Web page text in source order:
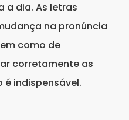
a dia. As letras
na pronúncia
como de
corretamente as
indispensável.